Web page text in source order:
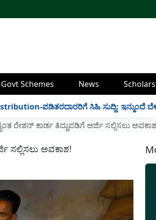
Govt Schemes News
ಪಡಿತರದಾರರಿಗೆ ಸಿಹಿ ಸುದ್ದಿ: ಇನ್ಮುಂದೆ ಬೆಳಿಗ್ಗೆ 6
ರೇಶನ್ ಕಾರ್ಡ ತಿದ್ದುಪಡಿಗೆ ಅರ್ಜಿ ಸಲ್ಲಿಸಲು
ಸಲ್ಲಿಸಲು ಅವಕಾಶ!